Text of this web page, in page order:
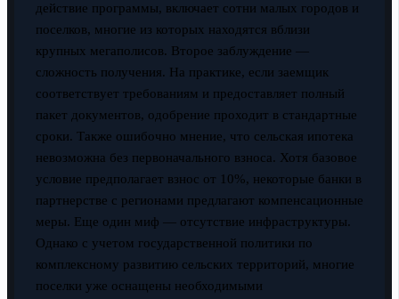
действие программы, включает сотни малых городов и
поселков, многие из которых находятся вблизи
крупных мегаполисов. Второе заблуждение —
сложность получения. На практике, если заемщик
соответствует требованиям и предоставляет полный
пакет документов, одобрение проходит в стандартные
сроки. Также ошибочно мнение, что сельская ипотека
невозможна без первоначального взноса. Хотя базовое
условие предполагает взнос от 10%, некоторые банки в
партнерстве с регионами предлагают компенсационные
меры. Еще один миф — отсутствие инфраструктуры.
Однако с учетом государственной политики по
комплексному развитию сельских территорий, многие
поселки уже оснащены необходимыми